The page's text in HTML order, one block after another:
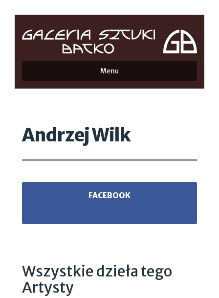
Menu
Andrzej Wilk
FACEBOOK
Wszystkie dzieła tego
Artysty